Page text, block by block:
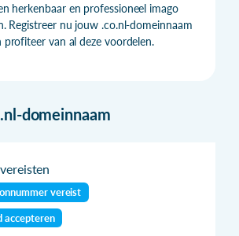
herkenbaar en professioneel imago
Registreer nu jouw .co.nl-domeinnaam
profiteer van al deze voordelen.
domeinnaam
vereist
accepteren